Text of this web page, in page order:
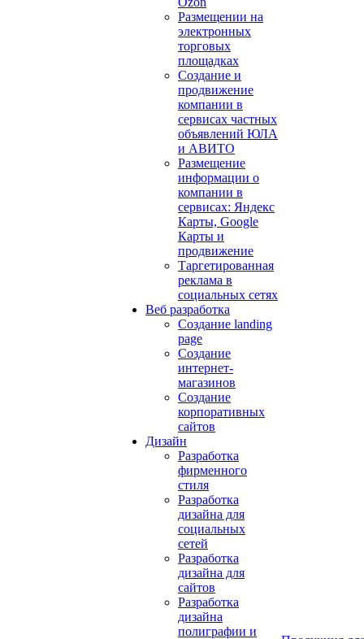
Размещении на
электронных
торговых
площадках
Создание и
продвижение
компании в
сервисах частных
объявлений ЮЛА
и АВИТО
Размещение
информации о
компании в
сервисах: Яндекс
Карты, Google
Карты и
продвижение
Таргетированная
реклама в
социальных сетях
Веб разработка
Создание landing
page
Создание
интернет-
магазинов
Создание
корпоративных
сайтов
Дизайн
Разработка
фирменного
стиля
Разработка
дизайна для
социальных
сетей
Разработка
дизайна для
сайтов
Разработка
дизайна
полиграфии и